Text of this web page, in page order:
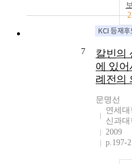
2
7
칼빈의
에 있어
례전의
문명선
연세
신과대
2009
p.197-